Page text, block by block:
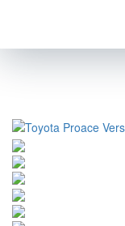
Toyota Proace